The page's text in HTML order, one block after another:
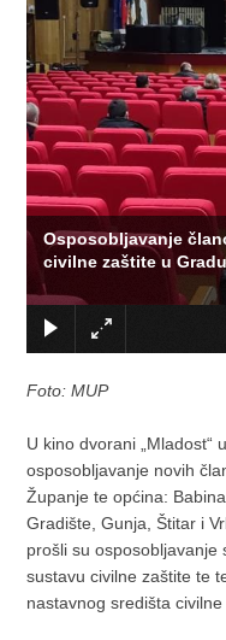
Osposobljavanje
civilne zaštite u
Foto: MUP
U kino dvorani „Mladost“
osposobljavanje novih
Županje te općina:
Gradište, Gunja, Štitar i
prošli su
sustavu civilne zaštite te
nastavnog središta